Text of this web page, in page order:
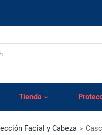
Tienda
Facial y Cabeza >